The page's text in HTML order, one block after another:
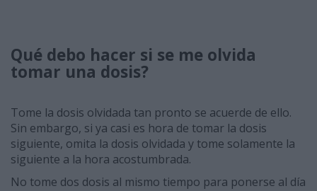
Qué debo hacer si se me olvida
tomar una dosis?
Tome la dosis olvidada tan pronto se acuerde de ello.
Sin embargo, si ya casi es hora de tomar la dosis
siguiente, omita la dosis olvidada y tome solamente la
siguiente a la hora acostumbrada.
No tome dos dosis al mismo tiempo para ponerse al día